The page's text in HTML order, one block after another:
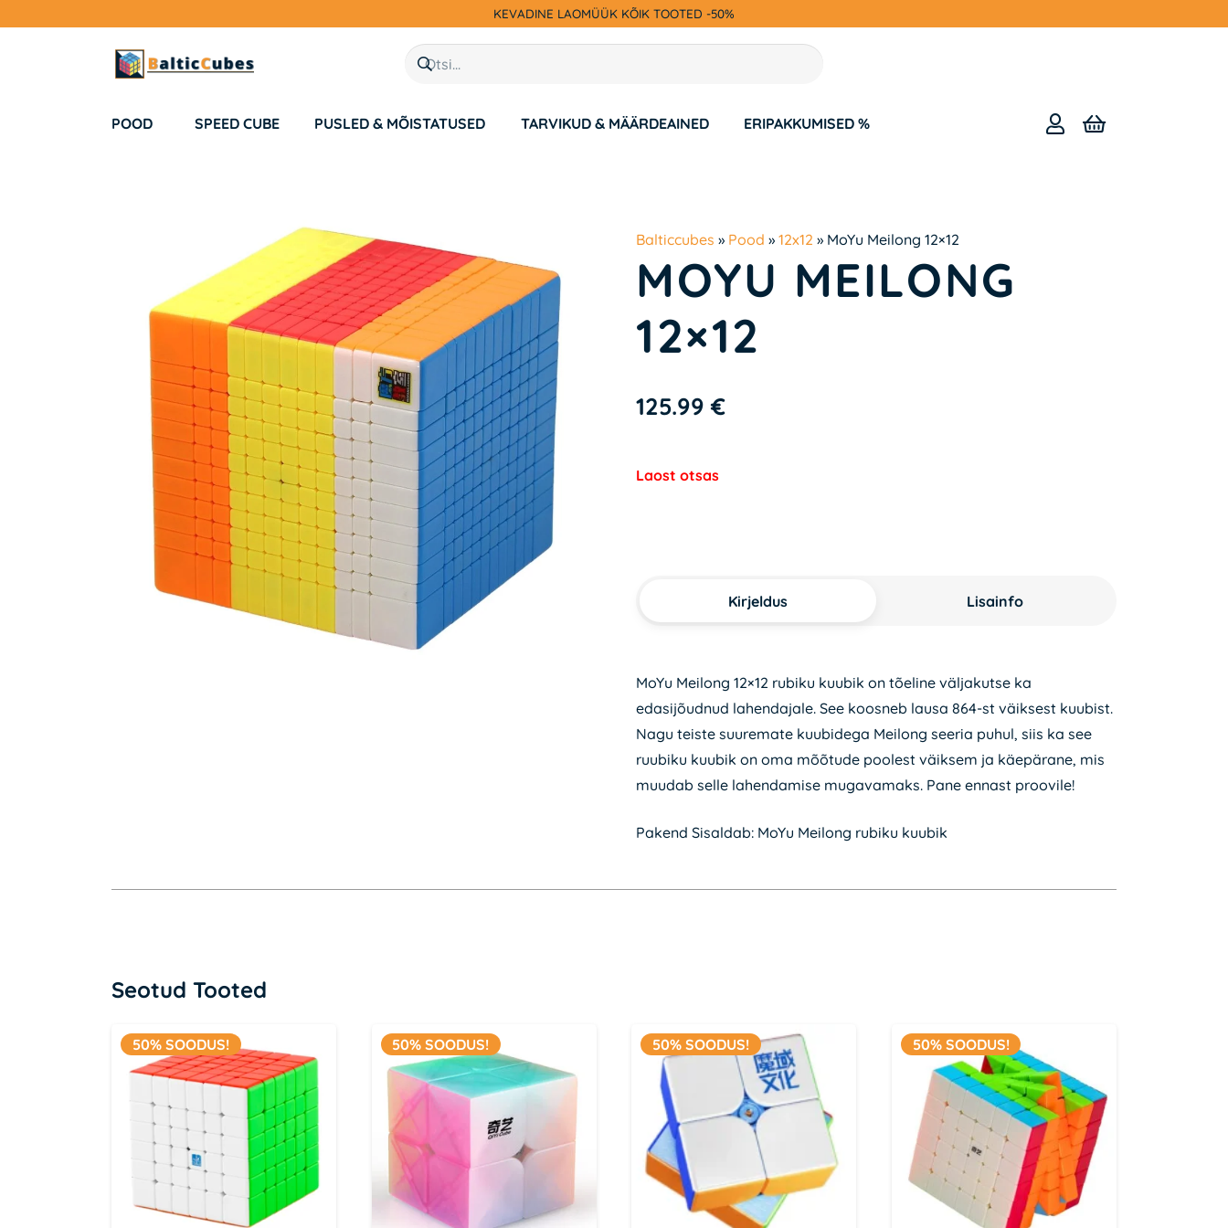
KEVADINE LAOMÜÜK KÕIK TOOTED -50%
POOD SPEED CUBE PUSLED & MÕISTATUSED TARVIKUD & MÄÄRDEAINED ERIPAKKUMISED %
Balticcubes » Pood » 12x12 » MoYu Meilong 12×12
MOYU MEILONG
12×12
125.99€
Laost otsas
Kirjeldus Lisainfo
MoYu Meilong 12×12 rubiku kuubik on tõeline väljakutse ka
edasijõudnud lahendajale. See koosneb lausa 864-st väiksest kuubist.
Nagu teiste suuremate kuubidega Meilong seeria puhul, siis ka see
ruubiku kuubik on oma mõõtude poolest väiksem ja käepärane, mis
muudab selle lahendamise mugavamaks. Pane ennast proovile!
Pakend Sisaldab: MoYu Meilong rubiku kuubik
Seotud Tooted
50% SOODUS! 50% SOODUS! 50% SOODUS! 50% SOODUS!